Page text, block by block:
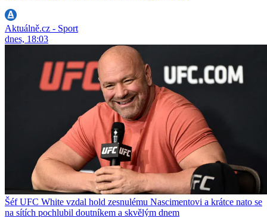
Aktuálně.cz - Sport
dnes, 18:03
Šéf UFC White vzdal hold zesnulému Nascimentovi a krátce nato se
na sítích pochlubil doutníkem a skvělým dnem